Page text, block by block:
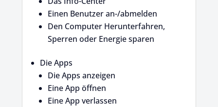
Einen Benutzer an-/abmelden
Den Computer Herunterfahren,
Sperren oder Energie sparen
Die Apps
Die Apps anzeigen
Eine App öffnen
Eine App verlassen